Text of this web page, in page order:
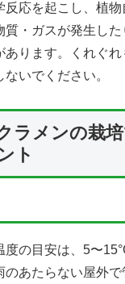
反応を起こし、植
質・ガスが発生し
あります。くれぐ
いでください。
メンの栽培
ト
度の目安は、5〜
のあたらない屋外で